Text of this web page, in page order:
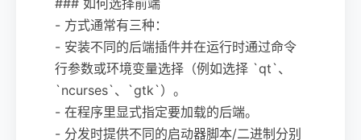
- 方式通常有三种：
- 安装不同的后端插件并在运行时通过命令
行参数或环境变量选择（例如选择 `qt`、
`ncurses`、`gtk`）。
- 在程序里显式指定要加载的后端。
- 分发时提供不同的启动器脚本/二进制分别